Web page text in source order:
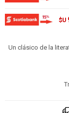
$U
Un clásico de la